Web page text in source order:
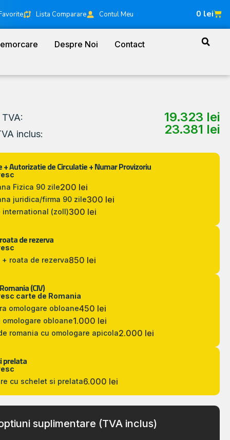
Lista Comparare Contul Meu 0 lei
Despre Noi Contact
19.323 lei
inclus: 23.381 lei
+ Autorizatie de Circulatie + Numar Provizoriu
Fizica 90 zile200 lei
juridica/firma 90 zile300 lei
international (zoll)300 lei
de rezerva
+ roata de rezerva850 lei
(CIV)
carte de Romania
omologare obloane450 lei
omologare obloane1.000 lei
romania cu omologare apicola2.000 lei
prelata
cu schelet si prelata6.000 lei
suplimentare (TVA inclus)